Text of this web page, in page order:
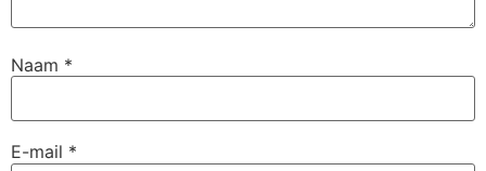
Naam *
E-mail *